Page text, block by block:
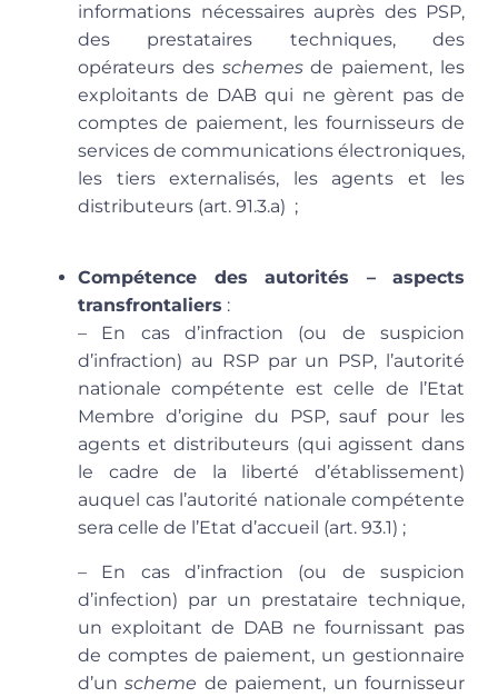
informations nécessaires auprès des PSP,
des prestataires techniques, des
opérateurs des schemesde paiement, les
exploitants de DAB qui ne gèrent pas de
comptes de paiement, les fournisseurs de
services de communications électroniques,
les tiers externalisés, les agents et les
distributeurs (art. 91.3.a) ;
Compétence des autorités – aspects
transfrontaliers :
– En cas d’infraction (ou de suspicion
d’infraction) au RSP par un PSP, l’autorité
nationale compétente est celle de l’Etat
Membre d’origine du PSP, sauf pour les
agents et distributeurs (qui agissent dans
le cadre de la liberté d’établissement)
auquel cas l’autorité nationale compétente
sera celle de l’Etat d’accueil (art. 93.1) ;
– En cas d’infraction (ou de suspicion
d’infection) par un prestataire technique,
un exploitant de DAB ne fournissant pas
de comptes de paiement, un gestionnaire
d’unscheme de paiement, un fournisseur